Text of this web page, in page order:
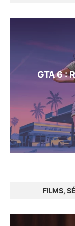
GTA 6 :
FILMS,